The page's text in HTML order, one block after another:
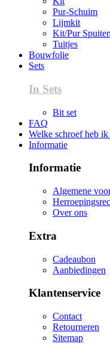
Pur-Schuim
Lijmkit
Kit/Pur Spuiten
Tuitjes
Bouwfolie
Sets
In Sets
Bit set
FAQ
Welke schroef heb
Informatie
Informatie
Algemene
Over ons
Extra
Cadeaubon
Aanbiedingen
Klantenservice
Contact
Retourneren
Sitemap